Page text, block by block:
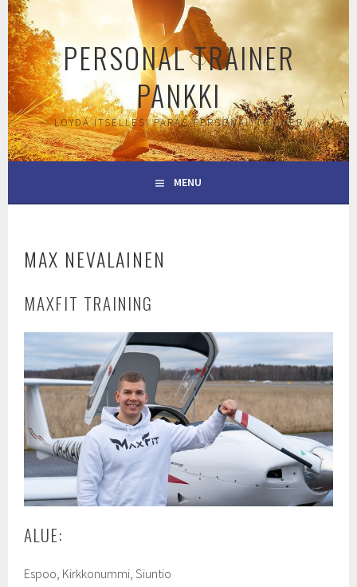
Skip
to
content
PERSONAL TRAINER
PANKKI
LÖYDÄ ITSELLESI PARAS PERSONAL TRAINER
MENU
MAX NEVALAINEN
MAXFIT TRAINING
ALUE:
Espoo, Kirkkonummi, Siuntio